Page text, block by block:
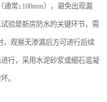
通常≥100mm），避免出现漏
验是新房防水的关键环节，需
，观察无渗漏后方可进行后续
行，采用水泥砂浆或细石混凝
。